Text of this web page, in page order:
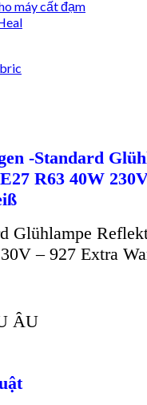
máy cất đạm
-Standard
R63 40W
Glühlampe
– 927 Extra
ÂU